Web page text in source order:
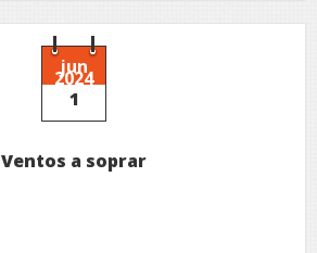
jun
2024
1
Ventos a soprar